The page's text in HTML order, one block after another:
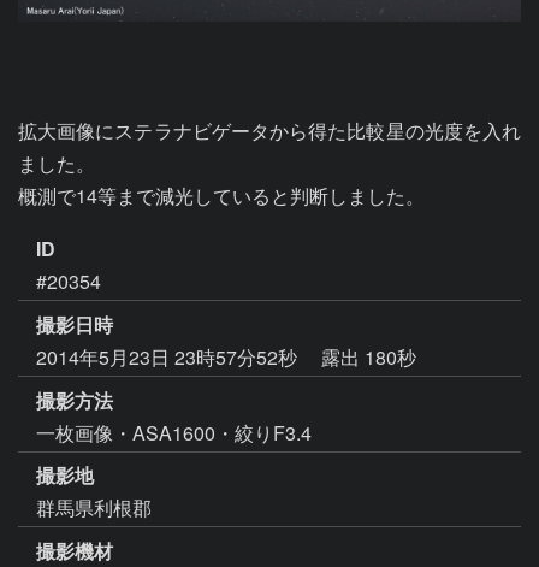
拡大画像にステラナビゲータから得た比較星の光度を入れ
ました。
概測で14等まで減光していると判断しました。
ID
#20354
撮影日時
2014年5月23日 23時57分52秒
露出 180秒
撮影方法
一枚画像・ASA1600・絞りF3.4
撮影地
群馬県利根郡
撮影機材